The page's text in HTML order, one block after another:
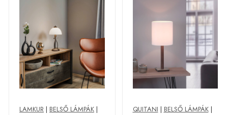
LAMKUR | BELSŐ LÁMPÁK |
QUITANI | BELSŐ LÁMPÁK|